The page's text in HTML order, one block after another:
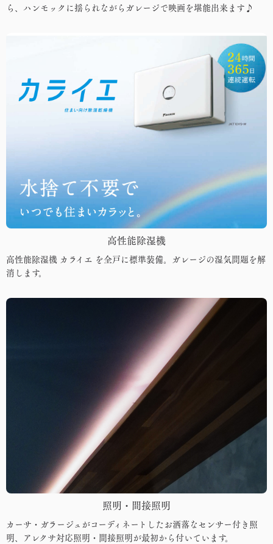
ら、ハンモックに揺られながらガレージで映画を堪能出来ます♪
高性能除湿機
高性能除湿機 カライエ を全戸に標準装備。ガレージの湿気問題を解
消します。
照明・間接照明
カーサ・ガラージュがコーディネートしたお洒落なセンサー付き照
明、アレクサ対応照明・間接照明が最初から付いています。